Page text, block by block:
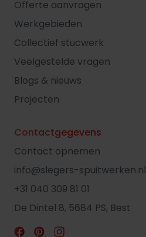
Offerte aanvragen
Werkgebieden
Collectief stucwerk
Veelgestelde vragen
Blogs & nieuws
Projecten
Contactgegevens
Contact opnemen
info@slegers-spuitwerken.nl
+31 040 309 81 01
De Dintel 8, 5684 PS, Best